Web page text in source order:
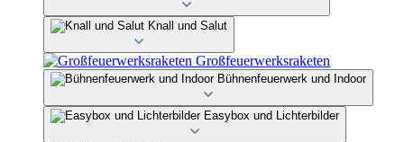
Knall und Salut
Großfeuerwerksraketen
Bühnenfeuerwerk und Indoor
Easybox und Lichterbilder